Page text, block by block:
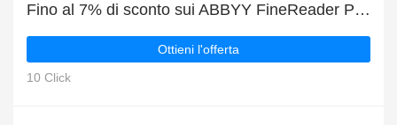
Fino al 7% di sconto sui ABBYY FineReader PDF 16 Corporate
Ottieni l'offerta
10 Click